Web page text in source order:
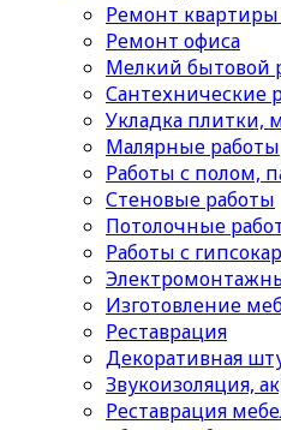
Ремонт
Ремонт офиса
Мелкий бытовой
Сантехнические
Укладка плитки,
Малярные работы
Работы с полом,
Стеновые работы
Потолочные
Работы с
Изготовление
Реставрация
Декоративная
Звукоизоляция,
Реставрация